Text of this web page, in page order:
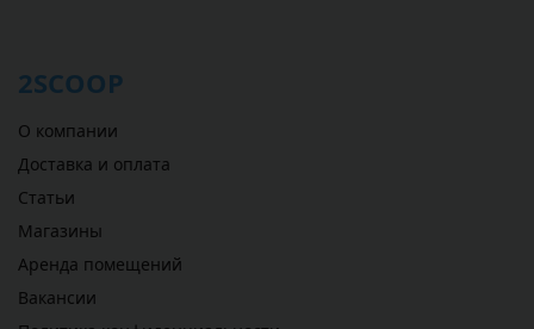
2SCOOP
О компании
Доставка и оплата
Статьи
Магазины
Аренда помещений
Вакансии